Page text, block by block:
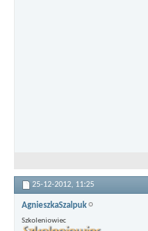
25-12-2012, 11:25
AgnieszkaSzalpuk
Szkoleniowiec